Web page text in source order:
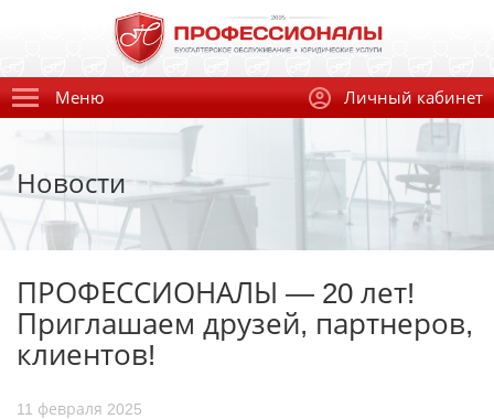
Меню Личный кабинет
Новости
ПРОФЕССИОНАЛЫ — 20 лет!
Приглашаем друзей, партнеров,
клиентов!
11 февраля 2025